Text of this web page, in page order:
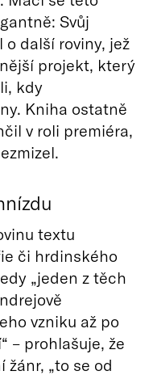
Svůj
další roviny, jež
projekt, který
kdy
Kniha ostatně
v roli premiéra,
textu
či hrdinského
„jeden z těch
vzniku až po
– prohlašuje, že
„to se od